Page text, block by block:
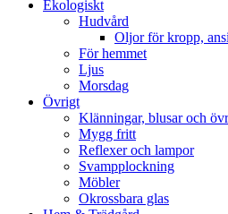
Ekologiskt
Hudvård
Oljor för kropp,
För hemmet
Ljus
Morsdag
Övrigt
Klänningar, blusar och
Mygg fritt
Reflexer och lampor
Svampplockning
Möbler
Okrossbara glas